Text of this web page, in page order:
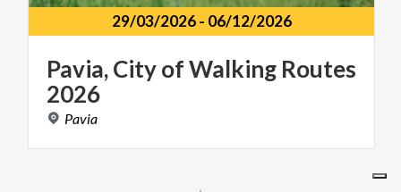
29/03/2026- 06/12/2026
Pavia,CityofWalking Routes
2026
Pavia